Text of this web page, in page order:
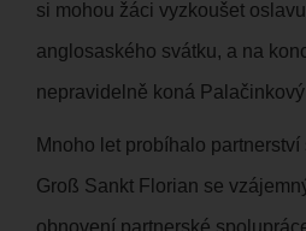
si mohou žáci vyzkoušet
anglosaského svátku, a na
nepravidelně koná
Mnoho let probíhalo
Groß Sankt Florian se